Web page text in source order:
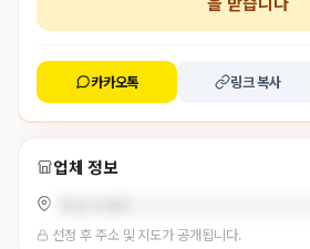
카카오톡 링크 복사
업체 정보
선정 후 주소 및 지도가 공개됩니다.